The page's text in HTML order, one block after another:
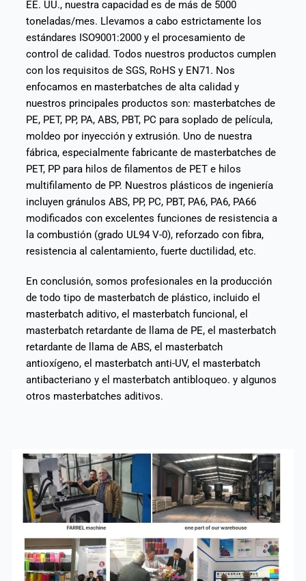
EE. UU., nuestra capacidad es de más de 5000
toneladas/mes. Llevamos a cabo estrictamente los
estándares ISO9001:2000 y el procesamiento de
control de calidad. Todos nuestros productos cumplen
con los requisitos de SGS, RoHS y EN71. Nos
enfocamos en masterbatches de alta calidad y
nuestros principales productos son: masterbatches de
PE, PET, PP, PA, ABS, PBT, PC para soplado de película,
moldeo por inyección y extrusión. Uno de nuestra
fábrica, especialmente fabricante de masterbatches de
PET, PP para hilos de filamentos de PET e hilos
multifilamento de PP. Nuestros plásticos de ingeniería
incluyen gránulos ABS, PP, PC, PBT, PA6, PA6, PA66
modificados con excelentes funciones de resistencia a
la combustión (grado UL94 V-0), reforzado con fibra,
resistencia al calentamiento, fuerte ductilidad, etc.
En conclusión, somos profesionales en la producción
de todo tipo de masterbatch de plástico, incluido el
masterbatch aditivo, el masterbatch funcional, el
masterbatch retardante de llama de PE, el masterbatch
retardante de llama de ABS, el masterbatch
antioxígeno, el masterbatch anti-UV, el masterbatch
antibacteriano y el masterbatch antibloqueo. y algunos
otros masterbatches aditivos.